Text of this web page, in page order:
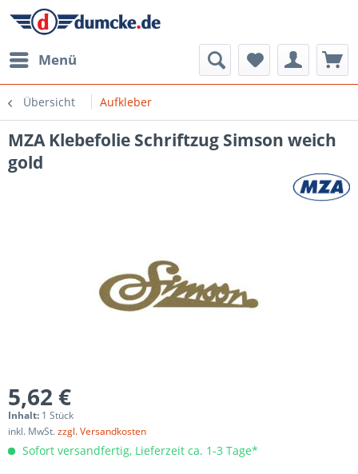
Menü
Übersicht Aufkleber
MZA Klebefolie Schriftzug Simson weich
gold
5,62 €
Inhalt: 1 Stück
inkl. MwSt.zzgl. Versandkosten
Sofort versandfertig, Lieferzeit ca. 1-3 Tage*